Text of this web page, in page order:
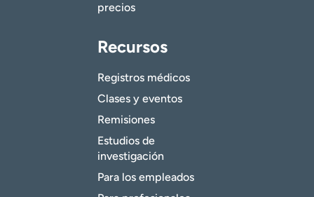
precios
Recursos
Registros médicos
Clases y eventos
Remisiones
Estudios de
investigación
Para los empleados